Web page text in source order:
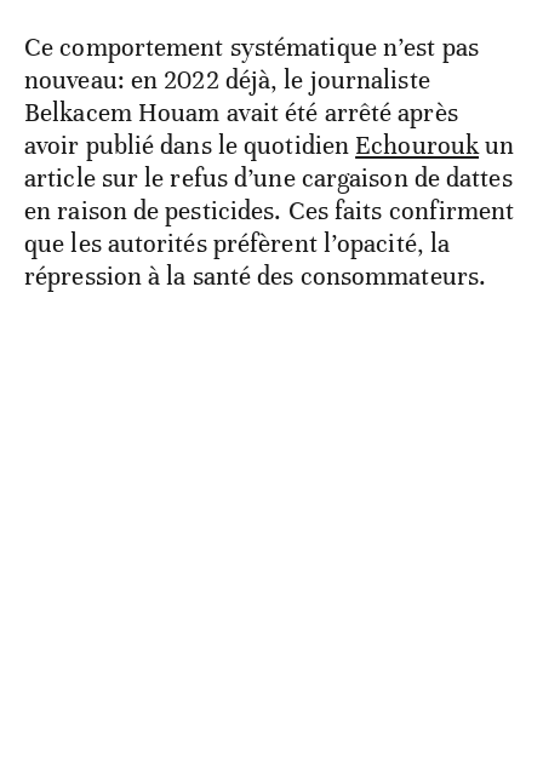
Ce comportement systématique n’est pas
nouveau: en 2022 déjà, le journaliste
Belkacem Houam avait été arrêté après
avoir publié dans le quotidien Echouroukun
article sur le refus d’une cargaison de dattes
en raison de pesticides. Ces faits confirment
que les autorités préfèrent l’opacité, la
répression à la santé des consommateurs.